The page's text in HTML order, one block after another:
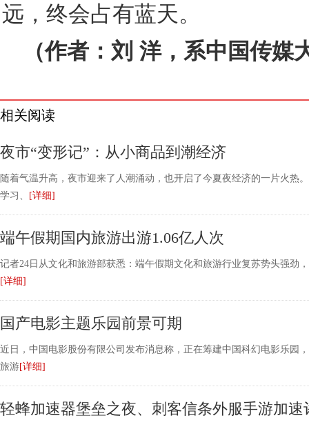
远，终会占有蓝天。
（作者：刘 洋，系中国传
相关阅读
夜市“变形记”：从小商品到潮经济
随着气温升高，夜市迎来了人潮涌动，也开启了今夏夜经济的一片火热
学习、
[详细]
端午假期国内旅游出游1.06亿人次
记者24日从文化和旅游部获悉：端午假期文化和旅游行业复苏势头强劲
[详细]
国产电影主题乐园前景可期
近日，中国电影股份有限公司发布消息称，正在筹建中国科幻电影乐园
旅游[详细]
轻蜂加速器堡垒之夜、刺客信条外服手游加速